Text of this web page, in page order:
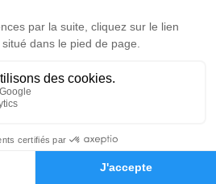
Hommages
à 14h30
Je rends hommage